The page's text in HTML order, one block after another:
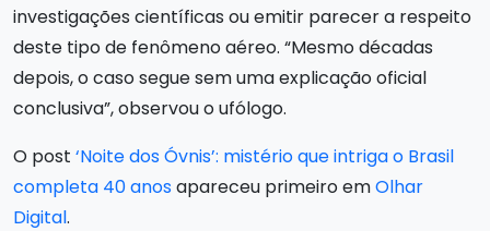
investigações científicas ou emitir parecer a respeito
deste tipo de fenômeno aéreo. “Mesmo décadas
depois, o caso segue sem uma explicação oficial
conclusiva”, observou o ufólogo.
O post ‘Noite dos Óvnis’: mistério que intriga o Brasil
completa 40 anosapareceu primeiro emOlhar
Digital.